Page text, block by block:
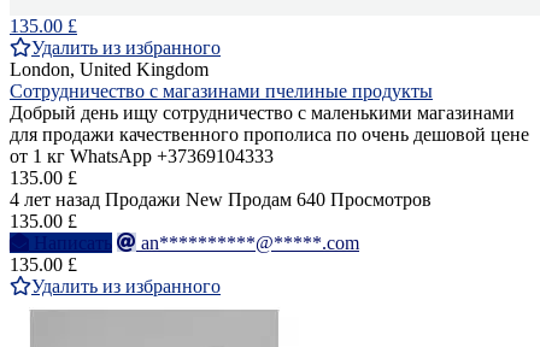
135.00 £
Удалить из избранного
London, United Kingdom
Сотрудничество с магазинами пчелиные продукты
Добрый день ищу сотрудничество с маленькими магазинами
для продажи качественного прополиса по очень дешовой цене
от 1 кг WhatsApp +37369104333
135.00 £
4 лет назад Продажи New Продам 640 Просмотров
135.00 £
Написать
an**********@*****.com
135.00 £
Удалить из избранного